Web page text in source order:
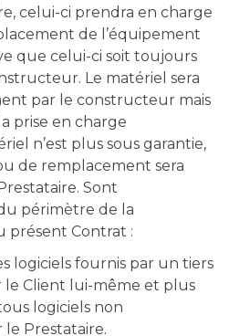
celui-ci prendra en charge
de l’équipement
que celui-ci soit toujours
Le matériel sera
par le constructeur mais
prise en charge
n’est plus sous garantie,
de remplacement sera
Sont
périmètre de la
présent Contrat :
logiciels fournis par un tiers
le Client lui-même et plus
logiciels non
le Prestataire.